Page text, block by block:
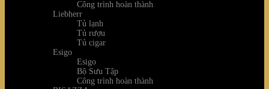
Công trình hoàn thành
Liebherr
Tủ lạnh
Tủ rượu
Tủ cigar
Esigo
Esigo
Bộ Sưu Tập
Công trình hoàn thành